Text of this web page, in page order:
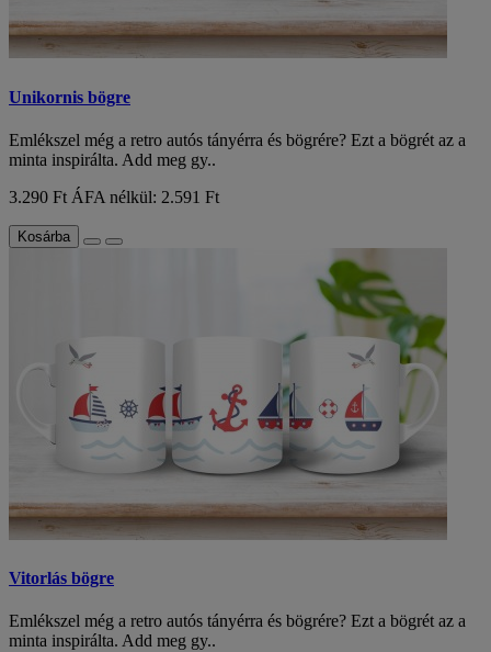
Unikornis bögre
Emlékszel még a retro autós tányérra és bögrére? Ezt a bögrét az a
minta inspirálta. Add meg gy..
3.290 Ft ÁFA nélkül: 2.591 Ft
Kosárba
Vitorlás bögre
Emlékszel még a retro autós tányérra és bögrére? Ezt a bögrét az a
minta inspirálta. Add meg gy..